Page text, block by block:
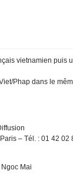
vietnamien puis
Phap dans le
– Tél. : 01 42 02
Mai